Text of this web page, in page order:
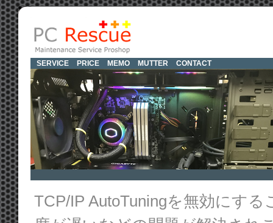
SERVICE PRICE MEMO MUTTER CONTACT
TCP/IP AutoTuningを無効にす